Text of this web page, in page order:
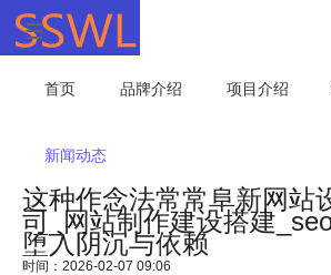
首页 品牌介绍 项目介绍
新闻动态
这种作念法常常阜新网站
司_网站制作建设搭建
堕入阴沉与依赖
时间：2026-02-07 09:06